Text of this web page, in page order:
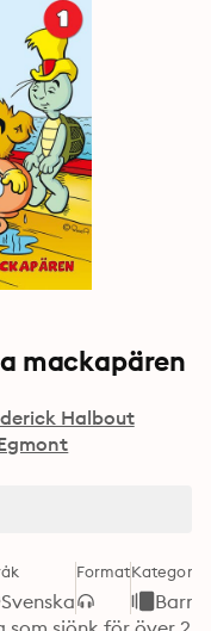
mackapären
Halbout
Svenska
FormatKategori
Barn